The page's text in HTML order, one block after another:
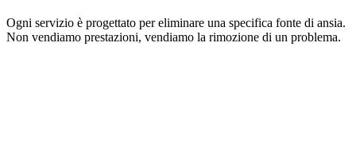
Ogni servizio è progettato per eliminare una specifica fonte di ansia.
Non vendiamo prestazioni, vendiamo la rimozione di un problema.